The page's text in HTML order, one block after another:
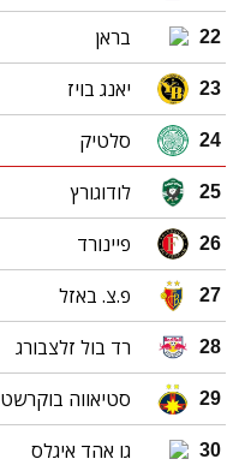
22 בראן
23 יאנג בויז
24 סלטיק
25 לודוגורץ
26 פיינורד
27 פ.צ. באזל
28 רד בול זלצבורג
29 סטיאווה בוקרשט
30 גו אהד איגלס